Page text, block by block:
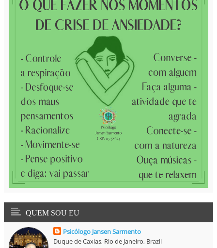
QUEM SOU EU
Psicólogo Jansen Sarmento
Duque de Caxias, Rio de Janeiro, Brazil